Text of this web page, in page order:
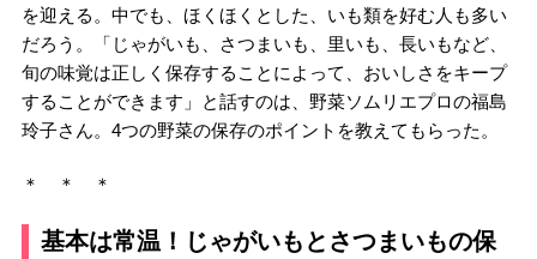
を迎える。中でも、ほくほくとした、いも類を好む人も多い
だろう。「じゃがいも、さつまいも、里いも、長いもなど、
旬の味覚は正しく保存することによって、おいしさをキープ
することができます」と話すのは、野菜ソムリエプロの福島
玲子さん。4つの野菜の保存のポイントを教えてもらった。
＊ ＊ ＊
基本は常温！じゃがいもとさつまいもの保